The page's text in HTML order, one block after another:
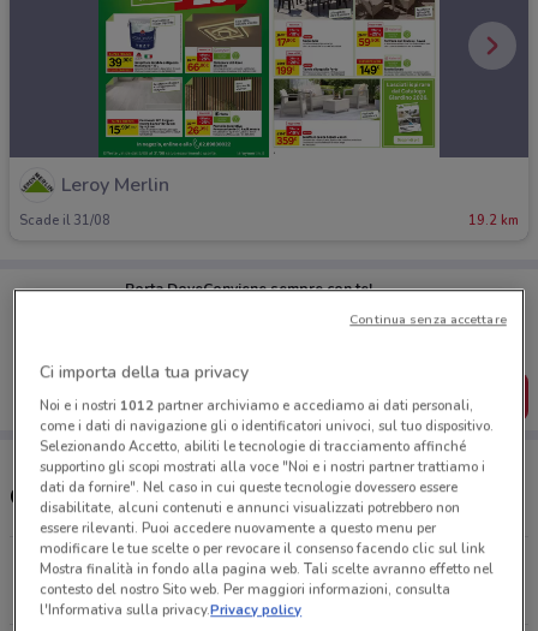
Leroy Merlin
Scade il 31/08 19.2 km
Porta DoveConviene sempre con te!
Puoi trovare le migliori offerte dei negozi vicino a te,
salvarle e creare la tua lista del risparmio, comodamente
SCARICA L’APP
Orari e Negozi Leroy Merlin
Via Galileo Galilei, 18 San Giovanni La Punta
19.2 km
Ci importa della tua privacy
Noi e i nostri 1012partner archiviamo e accediamo ai dati personali,
come i dati di navigazione gli o identificatori univoci, sul tuo dispositivo.
Selezionando Accetto, abiliti le tecnologie di tracciamento affinché
supportino gli scopi mostrati alla voce "Noi e i nostri partner trattiamo i
dati da fornire". Nel caso in cui queste tecnologie dovessero essere
disabilitate, alcuni contenuti e annunci visualizzati potrebbero non
essere rilevanti. Puoi accedere nuovamente a questo menu per
modificare le tue scelte o per revocare il consenso facendo clic sul link
Mostra finalità in fondo alla pagina web. Tali scelte avranno effetto nel
contesto del nostro Sito web. Per maggiori informazioni, consulta
l'Informativa sulla privacy.Privacy policy
Continua senza accettare